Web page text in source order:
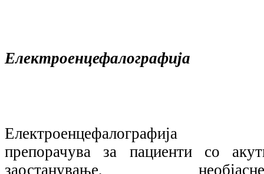
Електроенцефалографија
Електроенцефалографија
препорачува за пациенти со
заостанување,